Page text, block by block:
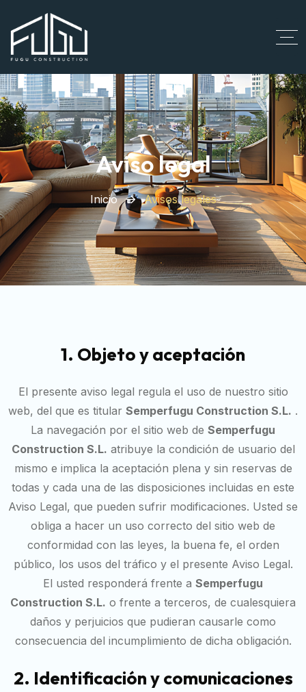
Aviso legal
Inicio Avisos legales
1. Objeto y aceptación
El presente aviso legal regula el uso de nuestro sitio
web, del que es titular Semperfugu Construction S.L. .
La navegación por el sitio web de Semperfugu
Construction S.L. atribuye la condición de usuario del
mismo e implica la aceptación plena y sin reservas de
todas y cada una de las disposiciones incluidas en este
Aviso Legal, que pueden sufrir modificaciones. Usted se
obliga a hacer un uso correcto del sitio web de
conformidad con las leyes, la buena fe, el orden
público, los usos del tráfico y el presente Aviso Legal.
El usted responderá frente a Semperfugu
Construction S.L. o frente a terceros, de cualesquiera
daños y perjuicios que pudieran causarle como
consecuencia del incumplimiento de dicha obligación.
2. Identificación y comunicaciones